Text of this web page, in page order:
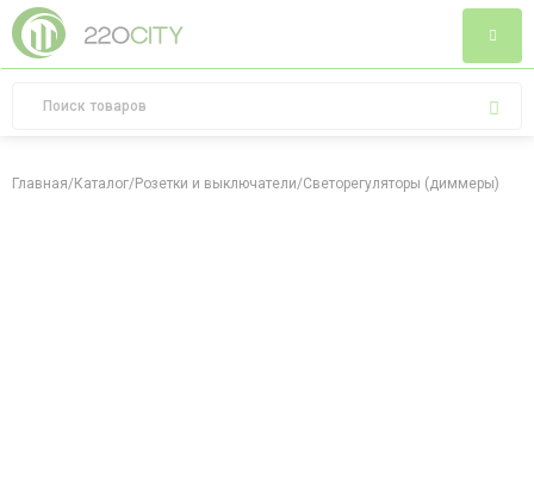
Главная/Каталог/Розетки и выключатели/Светорегуляторы (диммеры)